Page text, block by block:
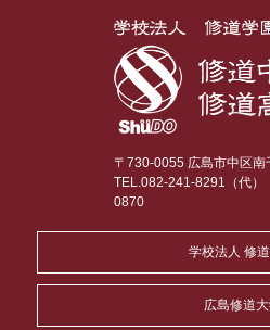
〒730-0055 広島市中区南
TEL.082-241-8291（代）
0870
学校法人 修
広島修道